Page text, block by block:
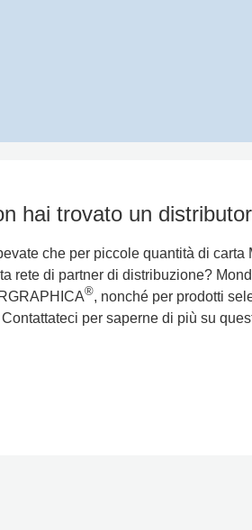
hai trovato un
che per piccole quantità di carta
rete di partner di distribuzione?
®, nonché per prodotti
Contattateci per saperne di più su